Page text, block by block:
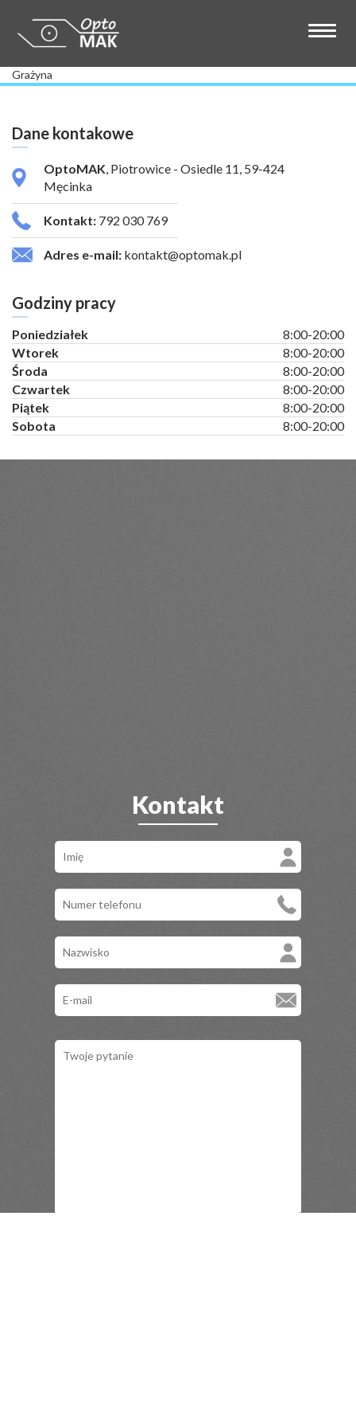
Grażyna
Dane kontakowe
OptoMAK, Piotrowice - Osiedle 11, 59-424
Męcinka
Kontakt: 792 030 769
Adres e-mail: kontakt@optomak.pl
Godziny pracy
Poniedziałek
8:00-20:00
Wtorek
8:00-20:00
Środa
8:00-20:00
Czwartek
8:00-20:00
Piątek
8:00-20:00
Sobota
8:00-20:00
Kontakt